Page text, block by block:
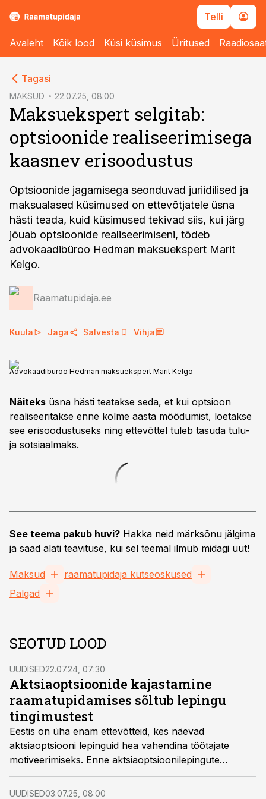
Telli
Avaleht Kõik lood Küsi küsimus Üritused
Tagasi
MAKSUD 22.07.25, 08:00
Maksuekspert selgitab:
optsioonide realiseerimisega
kaasnev erisoodustus
Optsioonide jagamisega seonduvad juriidilised ja
maksualased küsimused on ettevõtjatele üsna
hästi teada, kuid küsimused tekivad siis, kui järg
jõuab optsioonide realiseerimiseni, tõdeb
advokaadibüroo Hedman maksuekspert Marit
Kelgo.
Raamatupidaja.ee
Kuula Jaga Salvesta Vihja
Advokaadibüroo Hedman maksuekspert Marit Kelgo
Näiteks üsna hästi teatakse seda, et kui optsioon
realiseeritakse enne kolme aasta möödumist, loetakse
see erisoodustuseks ning ettevõttel tuleb tasuda tulu-
ja sotsiaalmaks.
See teema pakub huvi? Hakka neid märksõnu jälgima
ja saad alati teavituse, kui sel teemal ilmub midagi uut!
Maksud
raamatupidaja kutseoskused
Palgad
SEOTUD LOOD
UUDISED22.07.24, 07:30
Aktsiaoptsioonide kajastamine
raamatupidamises sõltub lepingu
tingimustest
Eestis on üha enam ettevõtteid, kes näevad
aktsiaoptsiooni lepinguid hea vahendina töötajate
motiveerimiseks. Enne aktsiaoptsioonilepingute
sõlmimist on hea läbi mõelda, millist mõju avaldavad
need lepingud raamatupidamisele.
UUDISED03.07.25, 08:00